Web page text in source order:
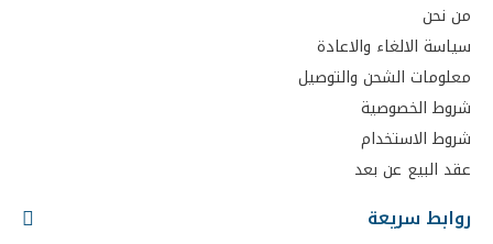
من نحن
سياسة الالغاء والاعادة
معلومات الشحن والتوصيل
شروط الخصوصية
شروط الاستخدام
عقد البيع عن بعد
روابط سريعة